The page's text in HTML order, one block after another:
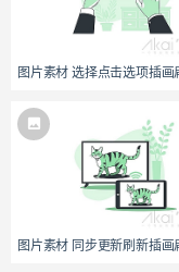
图片素材 选择点击选项插画
图片素材 同步更新刷新插画